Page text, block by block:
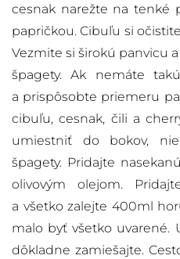
cesnak narežte na tenké
papričkou. Cibuľu si
Vezmite si širokú panvicu
špagety. Ak nemáte
a prispôsobte priemeru
cibuľu, cesnak, čili a
umiestniť do bokov,
špagety. Pridajte
olivovým olejom.
a všetko zalejte 400ml
malo byť všetko uvarené.
dôkladne zamiešajte.